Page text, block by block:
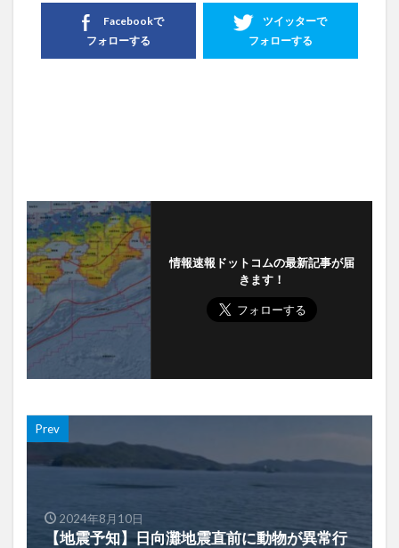
ツイッターで
フォローする
Facebookで
フォローする
情報速報ドットコムの最新記事が届
きます！
Prev
2024年8月10日
【地震予知】日向灘地震直前に動物が異常行